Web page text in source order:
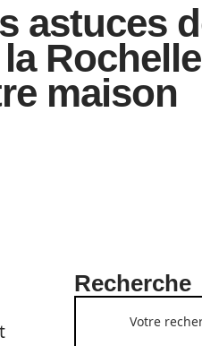
astuces
maison
Recherche